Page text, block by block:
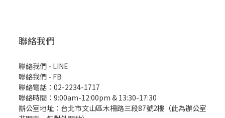
聯絡我們
聯絡我們 - LINE
聯絡我們 - FB
聯絡電話：02-2234-1717
聯絡時間：9:00am-12:00pm & 13:30-17:30
辦公室地址：台北市文山區木柵路三段87號2樓（此為辦公室